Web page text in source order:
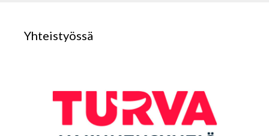
Yhteistyössä